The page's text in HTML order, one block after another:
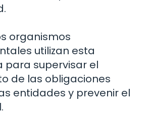
organismos
utilizan esta
para supervisar el
de las obligaciones
entidades y prevenir el